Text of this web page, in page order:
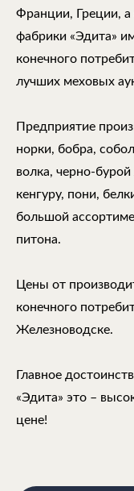
Франции, Греции, а
фабрики «Эдита»
конечного
лучших меховых
Предприятие
норки, бобра,
волка, черно-
кенгуру, пони,
большой
питона.
Цены от
конечного
Железноводске.
Главное
«Эдита» это –
цене!